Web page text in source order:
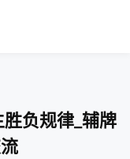
负规律_辅牌